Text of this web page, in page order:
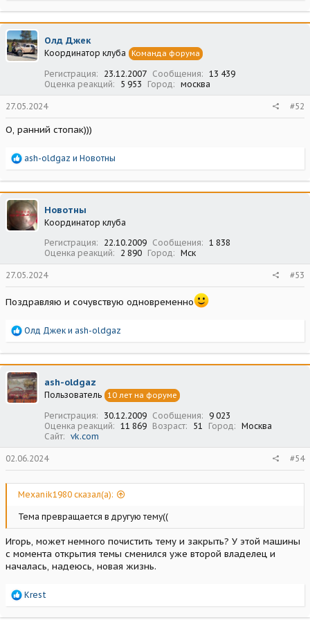
а
к
ц
и
и
Олд Джек
Координатор клуба Команда форума
Регистрация 23.12.2007 Сообщения
13 439
Оценка реакций
5 953 Город москва
27.05.2024 #52
О, ранний стопак)))
Р
а
к
ц
и
и
ash-oldgaz и Новотны
Новотны
Координатор клуба
Регистрация
22.10.2009 Сообщения
1 838
Оценка реакций
2 890 Город Мск
27.05.2024 #53
Поздравляю и сочувствую одновременно
Р
а
к
ц
и
и
Олд Джек и ash-oldgaz
ash-oldgaz
Пользователь 10 лет на форуме
Регистрация 30.12.2009 Сообщения
9 023
Оценка реакций
11 869 Возраст 51 Город
Москва
Сайт
vk.com
02.06.2024 #54
Mexanik1980 сказал(а):
Тема превращается в другую тему((
Игорь, может немного почистить тему и закрыть? У этой машины
с момента открытия темы сменился уже второй владелец и
началась, надеюсь, новая жизнь.
Р
а
Krest